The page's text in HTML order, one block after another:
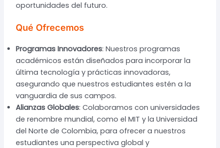
oportunidades del futuro.
Qué Ofrecemos
Programas Innovadores: Nuestros programas
académicos están diseñados para incorporar la
última tecnología y prácticas innovadoras,
asegurando que nuestros estudiantes estén a la
vanguardia de sus campos.
Alianzas Globales: Colaboramos con universidades
de renombre mundial, como el MIT y la Universidad
del Norte de Colombia, para ofrecer a nuestros
estudiantes una perspectiva global y